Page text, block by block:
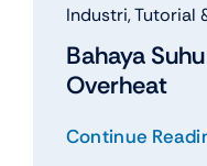
Industri,Tutorial
Bahaya
Overheat
Continue